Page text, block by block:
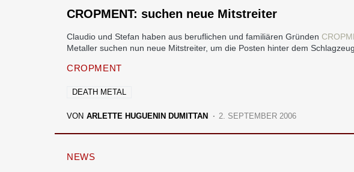
CROPMENT: suchen neue Mitstreiter
Claudio und Stefan haben aus beruflichen und familiären Gründen
Metaller suchen nun neue Mitstreiter, um die Posten hinter dem
CROPMENT
DEATH METAL
VON ARLETTE HUGUENIN DUMITTAN 2. SEPTEMBER 2006
NEWS